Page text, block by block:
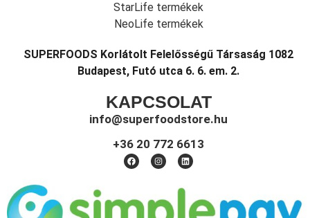
StarLife termékek
NeoLife termékek
SUPERFOODS Korlátolt Felelősségű Társaság 1082
Budapest, Futó utca 6. 6. em. 2.
KAPCSOLAT
info@superfoodstore.hu
+36 20 772 6613